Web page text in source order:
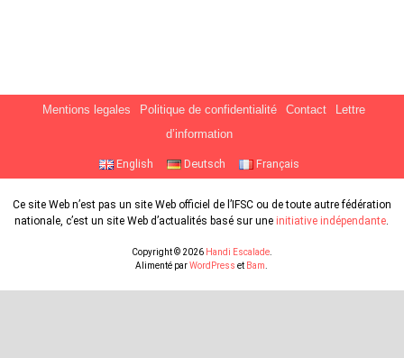
Mentions legales Politique de confidentialité Contact
Lettre
d’information
English Deutsch Français
Ce site Web n’est pas un site Web officiel de l’IFSC ou de toute autre fédération
nationale, c’est un site Web d’actualités basé sur une initiative indépendante
Copyright © 2026 Handi Escalade.
Alimenté parWordPress et Bam